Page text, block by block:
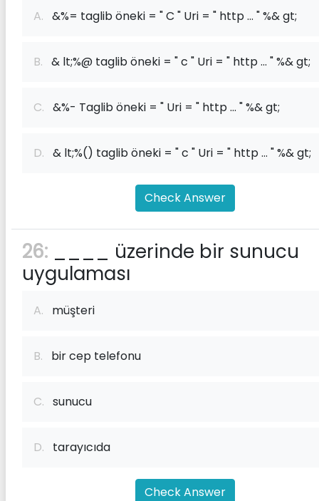
A. &%= taglib öneki = " C " Uri = " http ... " %& gt;
B. & lt;%@ taglib öneki = " c " Uri = " http ... " %& gt;
C. &%- Taglib öneki = " Uri = " http ... " %& gt;
D. & lt;%() taglib öneki = " c " Uri = " http ... " %& gt;
Check Answer
26: ____ üzerinde bir sunucu
uygulaması
A. müşteri
B. bir cep telefonu
C. sunucu
D. tarayıcıda
Check Answer